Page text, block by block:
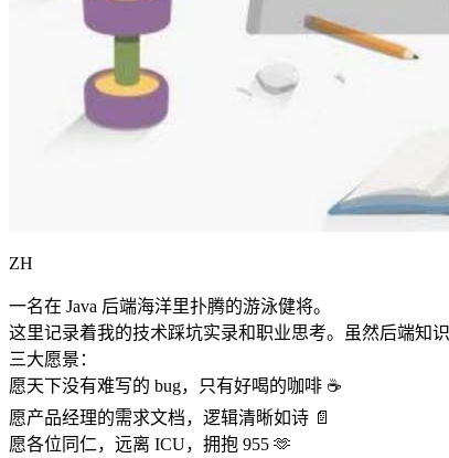
ZH
一名在 Java 后端海洋里扑腾的游泳健将。
这里记录着我的技术踩坑实录和职业思考。虽然后端知
三大愿景：
愿天下没有难写的 bug，只有好喝的咖啡 ☕️
愿产品经理的需求文档，逻辑清晰如诗 📄
愿各位同仁，远离 ICU，拥抱 955 🫶